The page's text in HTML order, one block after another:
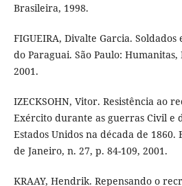
Brasileira, 1998.
FIGUEIRA, Divalte Garcia.
do Paraguai. São Paulo: Humanitas,
2001.
IZECKSOHN, Vitor. Resistência ao
Exército durante as guerras Civil e
Estados Unidos na década de 1860.
de Janeiro, n. 27, p. 84-109, 2001.
KRAAY, Hendrik. Repensando o